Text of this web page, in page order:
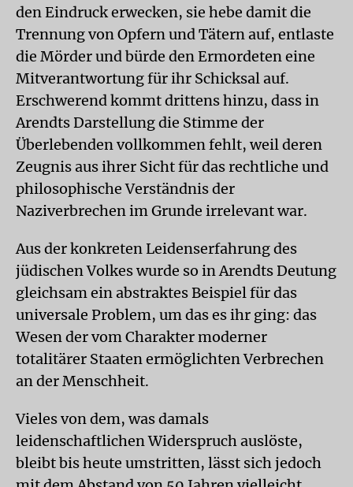
den Eindruck erwecken, sie hebe damit die
Trennung von Opfern und Tätern auf, entlaste
die Mörder und bürde den Ermordeten eine
Mitverantwortung für ihr Schicksal auf.
Erschwerend kommt drittens hinzu, dass in
Arendts Darstellung die Stimme der
Überlebenden vollkommen fehlt, weil deren
Zeugnis aus ihrer Sicht für das rechtliche und
philosophische Verständnis der
Naziverbrechen im Grunde irrelevant war.
Aus der konkreten Leidenserfahrung des
jüdischen Volkes wurde so in Arendts Deutung
gleichsam ein abstraktes Beispiel für das
universale Problem, um das es ihr ging: das
Wesen der vom Charakter moderner
totalitärer Staaten ermöglichten Verbrechen
an der Menschheit.
Vieles von dem, was damals
leidenschaftlichen Widerspruch auslöste,
bleibt bis heute umstritten, lässt sich jedoch